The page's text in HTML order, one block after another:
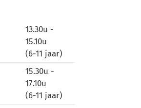
13.30u -
15.10u
(6-11 jaar)
15.30u -
17.10u
(6-11 jaar)